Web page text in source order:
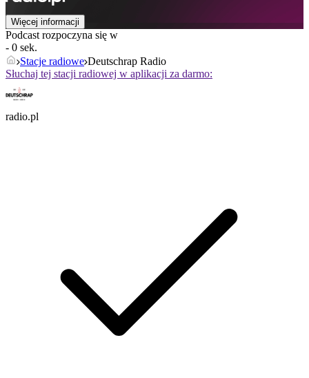
Więcej informacji
Podcast rozpoczyna się w
- 0 sek.
Stacje radiowe Deutschrap Radio
Słuchaj tej stacji radiowej w aplikacji za darmo:
radio.pl